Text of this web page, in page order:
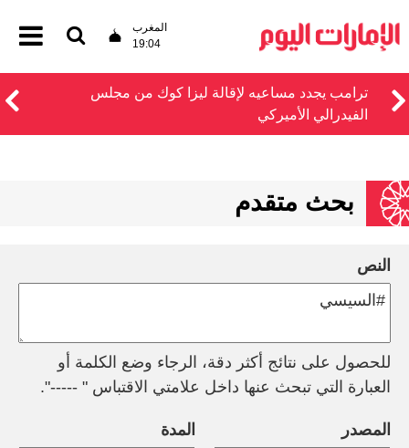
المغرب
19:04
ترامب يجدد مساعيه لإقالة ليزا كوك من مجلس
الفيدرالي الأميركي
بحث متقدم
النص
للحصول على نتائج أكثر دقة، الرجاء وضع الكلمة أو
العبارة التي تبحث عنها داخل علامتي الاقتباس " -----".
المصدر المدة